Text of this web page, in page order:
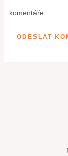
komentáře.